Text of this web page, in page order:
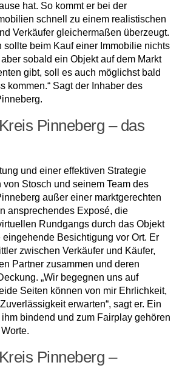
hat. So kommt er bei der
schnell zu einem realistischen
Verkäufer gleichermaßen überzeugt.
sollte beim Kauf einer Immobilie nichts
sobald ein Objekt auf dem Markt
gibt, soll es auch möglichst bald
kommen.“ Sagt der Inhaber des
Pinneberg – das
und einer effektiven Strategie
Stosch und seinem Team des
außer einer marktgerechten
ansprechendes Exposé, die
Rundgangs durch das Objekt
Besichtigung vor Ort. Er
zwischen Verkäufer und Käufer,
Partner zusammen und deren
„Wir begegnen uns auf
Seiten können von mir Ehrlichkeit,
erwarten“, sagt er. Ein
bindend und zum Fairplay gehören
Pinneberg –